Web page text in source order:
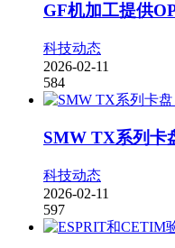
GF机加工提供
科技动态
2026-02-11
584
SMW TX系列卡
科技动态
2026-02-11
597